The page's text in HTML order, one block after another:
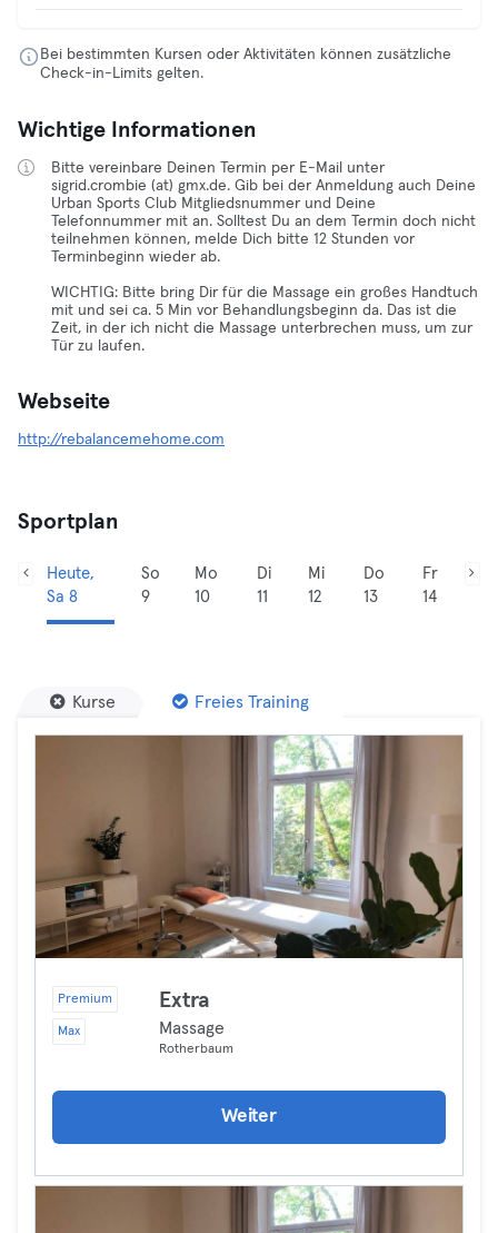
Bei bestimmten Kursen oder Aktivitäten können zusätzliche
Check-in-Limits gelten.
Wichtige Informationen
Bitte vereinbare Deinen Termin per E-Mail unter
sigrid.crombie (at) gmx.de. Gib bei der Anmeldung auch Deine
Urban Sports Club Mitgliedsnummer und Deine
Telefonnummer mit an. Solltest Du an dem Termin doch nicht
teilnehmen können, melde Dich bitte 12 Stunden vor
Terminbeginn wieder ab.
WICHTIG: Bitte bring Dir für die Massage ein großes Handtuch
mit und sei ca. 5 Min vor Behandlungsbeginn da. Das ist die
Zeit, in der ich nicht die Massage unterbrechen muss, um zur
Tür zu laufen.
Webseite
http://rebalancemehome.com
Sportplan
Heute,
Sa 8
So
9
Mo
10
Di
11
Mi
12
Do
13
Fr
14
Kurse Freies Training
Premium
Max
Extra
Massage
Rotherbaum
Weiter